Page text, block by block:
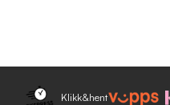
Klikk&hent